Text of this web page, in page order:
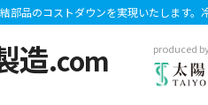
部品のコストダウンを実現いたします
造.com produced